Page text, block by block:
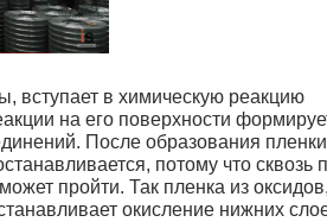
вступает в химическую реакцию
на его поверхности
После образования пленки
потому что сквозь
пройти. Так пленка из
окисление нижних